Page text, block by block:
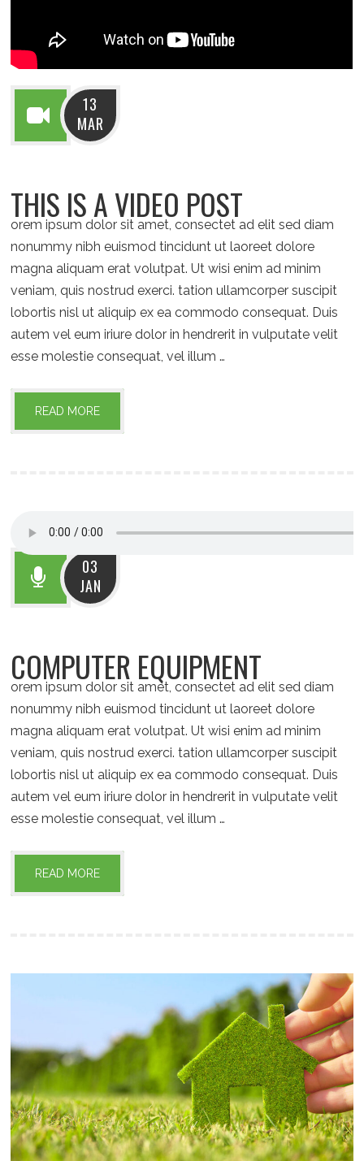
13
MAR
THIS IS A VIDEO POST
orem ipsum dolor sit amet, consectet ad elit sed diam
nonummy nibh euismod tincidunt ut laoreet dolore
magna aliquam erat volutpat. Ut wisi enim ad minim
veniam, quis nostrud exerci. tation ullamcorper suscipit
lobortis nisl ut aliquip ex ea commodo consequat. Duis
autem vel eum iriure dolor in hendrerit in vulputate velit
esse molestie consequat, vel illum …
READ MORE
03
JAN
COMPUTER EQUIPMENT
orem ipsum dolor sit amet, consectet ad elit sed diam
nonummy nibh euismod tincidunt ut laoreet dolore
magna aliquam erat volutpat. Ut wisi enim ad minim
veniam, quis nostrud exerci. tation ullamcorper suscipit
lobortis nisl ut aliquip ex ea commodo consequat. Duis
autem vel eum iriure dolor in hendrerit in vulputate velit
esse molestie consequat, vel illum …
READ MORE